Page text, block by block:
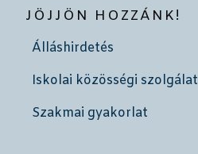
JÖJJÖN HOZZÁNK!
Álláshirdetés
Iskolai közösségi szolgálat
Szakmai gyakorlat